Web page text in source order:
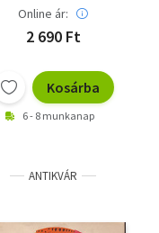
Online ár:
2 690 Ft
Kosárba
6 - 8 munkanap
ANTIKVÁR